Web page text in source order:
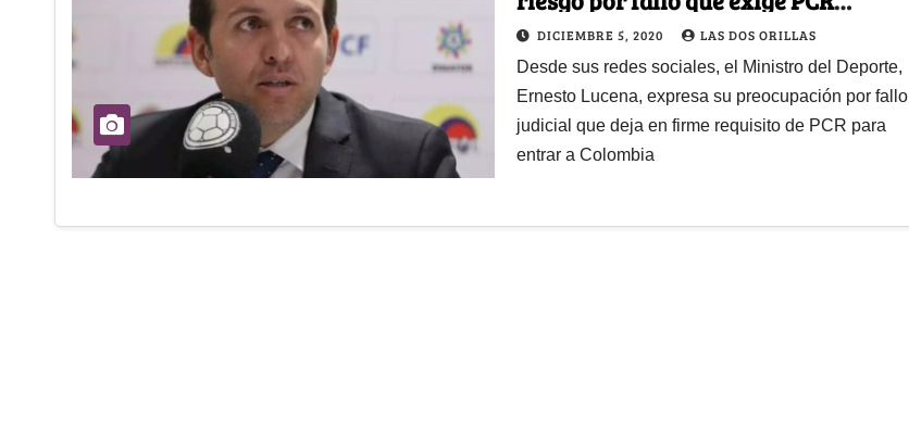
negativa a viajeros: Mindeporte
DICIEMBRE 5, 2020 LAS DOS ORILLAS
Desde sus redes sociales, el Ministro del Deporte,
Ernesto Lucena, expresa su preocupación por fallo
judicial que deja en firme requisito de PCR para
entrar a Colombia